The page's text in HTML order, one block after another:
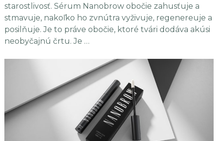
starostlivosť. Sérum Nanobrow obočie zahusťuje a
stmavuje, nakoľko ho zvnútra vyživuje, regenereuje a
posilňuje. Je to práve obočie, ktoré tvári dodáva akúsi
neobyčajnú črtu. Je …